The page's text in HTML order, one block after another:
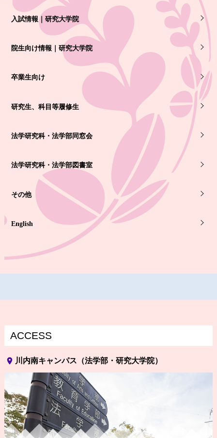
入試情報｜研究大学院
院生向け情報｜研究大学院
卒業生向け
研究生、科目等履修生
法学研究科・法学部同窓会
法学研究科・法学部図書室
その他
English
ACCESS
place 川内南キャンパス（法学部・研究大学院）